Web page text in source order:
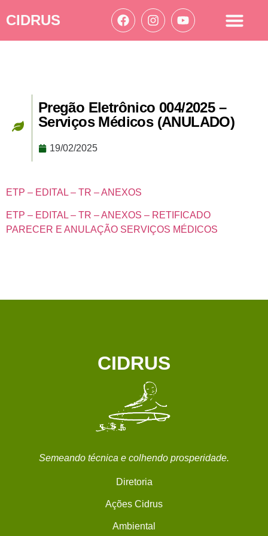
CIDRUS
Pregão Eletrônico 004/2025 –
Serviços Médicos (ANULADO)
19/02/2025
ETP – EDITAL – TR – ANEXOS
ETP – EDITAL – TR – ANEXOS – RETIFICADO
PARECER E ANULAÇÃO SERVIÇOS MÉDICOS
CIDRUS
Semeando técnica e colhendo prosperidade.
Diretoria
Ações Cidrus
Ambiental